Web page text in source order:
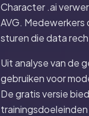
Character .ai
AVG.
sturen die data
Uit analyse van de
gebruiken voor
De gratis versie